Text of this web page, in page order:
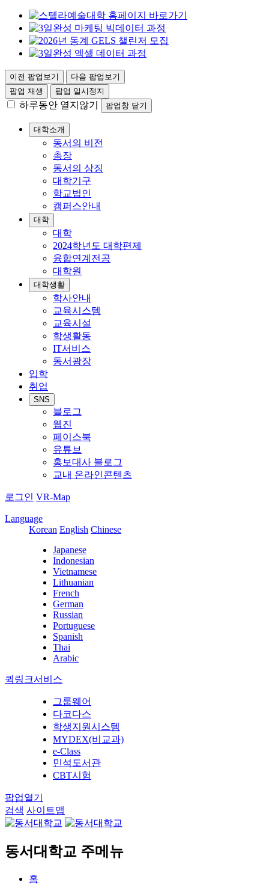
이전 팝업보기
다음 팝업보기
팝업 재생
팝업 일시정지
하루동안 열지않기 팝업창 닫기
대학소개
동서의 비전
총장
동서의 상징
대학기구
학교법인
캠퍼스안내
대학
대학
2024학년도 대학편제
융합연계전공
대학원
대학생활
학사안내
교육시스템
교육시설
학생활동
IT서비스
동서광장
입학
취업
SNS
블로그
웹진
페이스북
유튜브
홍보대사 블로그
교내 온라인콘텐츠
로그인 VR-Map
Language
Korean English Chinese
Japanese
Indonesian
Vietnamese
Lithuanian
French
German
Russian
Portuguese
Spanish
Thai
Arabic
퀵링크서비스
그룹웨어
다코다스
학생지원시스템
MYDEX(비교과)
e-Class
민석도서관
CBT시험
팝업열기
검색 사이트맵
동서대학교 주메뉴
홈